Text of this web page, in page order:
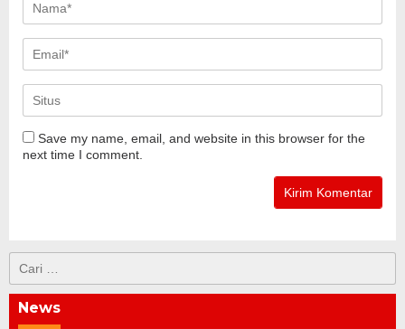
Save my name, email, and website in this browser for the
next time I comment.
untuk:
News